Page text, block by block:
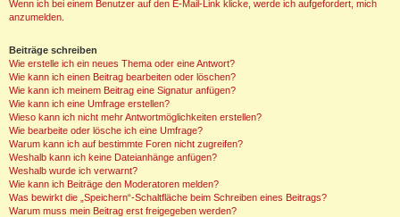
Wenn ich bei einem Benutzer auf den E-Mail-Link klicke, werde ich aufgefordert, mich
anzumelden.
Beiträge schreiben
Wie erstelle ich ein neues Thema oder eine Antwort?
Wie kann ich einen Beitrag bearbeiten oder löschen?
Wie kann ich meinem Beitrag eine Signatur anfügen?
Wie kann ich eine Umfrage erstellen?
Wieso kann ich nicht mehr Antwortmöglichkeiten erstellen?
Wie bearbeite oder lösche ich eine Umfrage?
Warum kann ich auf bestimmte Foren nicht zugreifen?
Weshalb kann ich keine Dateianhänge anfügen?
Weshalb wurde ich verwarnt?
Wie kann ich Beiträge den Moderatoren melden?
Was bewirkt die „Speichern“-Schaltfläche beim Schreiben eines Beitrags?
Warum muss mein Beitrag erst freigegeben werden?